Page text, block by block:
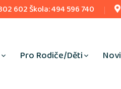
602 Škola: 494 596 740
Pro Rodiče/Děti